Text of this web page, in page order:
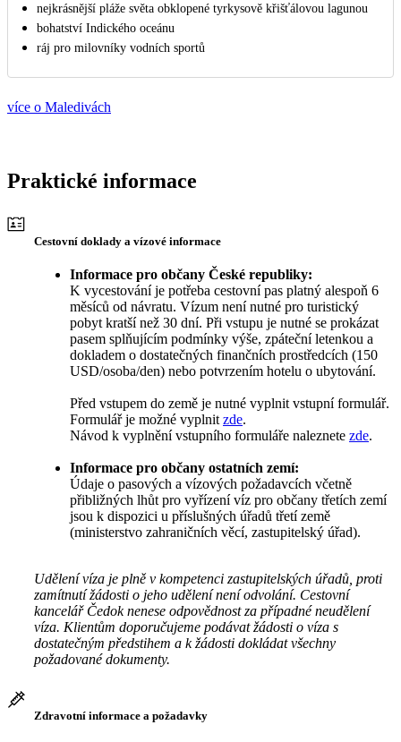
nejkrásnější pláže světa obklopené tyrkysově křišťálovou lagunou
bohatství Indického oceánu
ráj pro milovníky vodních sportů
více o Maledivách
Praktické informace
Cestovní doklady a vízové informace
Informace pro občany České republiky:
K vycestování je potřeba cestovní pas platný alespoň 6
měsíců od návratu. Vízum není nutné pro turistický
pobyt kratší než 30 dní. Při vstupu je nutné se prokázat
pasem splňujícím podmínky výše, zpáteční letenkou a
dokladem o dostatečných finančních prostředcích (150
USD/osoba/den) nebo potvrzením hotelu o ubytování.
Před vstupem do země je nutné vyplnit vstupní formulář.
Formulář je možné vyplnit zde.
Návod k vyplnění vstupního formuláře naleznete zde.
Informace pro občany ostatních zemí:
Údaje o pasových a vízových požadavcích včetně
přibližných lhůt pro vyřízení víz pro občany třetích zemí
jsou k dispozici u příslušných úřadů třetí země
(ministerstvo zahraničních věcí, zastupitelský úřad).
Udělení víza je plně v kompetenci zastupitelských úřadů, proti
zamítnutí žádosti o jeho udělení není odvolání. Cestovní
kancelář Čedok nenese odpovědnost za případné neudělení
víza. Klientům doporučujeme podávat žádosti o víza s
dostatečným předstihem a k žádosti dokládat všechny
požadované dokumenty.
Zdravotní informace a požadavky